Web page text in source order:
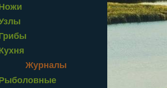
Журналы